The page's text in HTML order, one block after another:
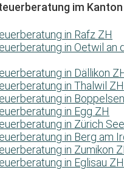
im
in Rafz ZH
in Oetwil an
in Dällikon
in Thalwil ZH
in
in Egg ZH
in Zürich
in Berg am
in Zumikon
in Eglisau ZH